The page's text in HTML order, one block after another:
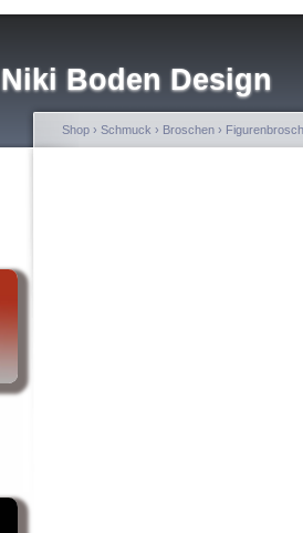
Niki Boden Design
Shop › Schmuck › Broschen ›